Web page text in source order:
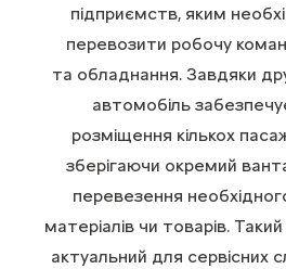
підприємств, яким
перевозити робочу
та обладнання. Завдяки
автомобіль
розміщення кількох
зберігаючи окремий
перевезення
матеріалів чи товарів.
актуальний для сервісних